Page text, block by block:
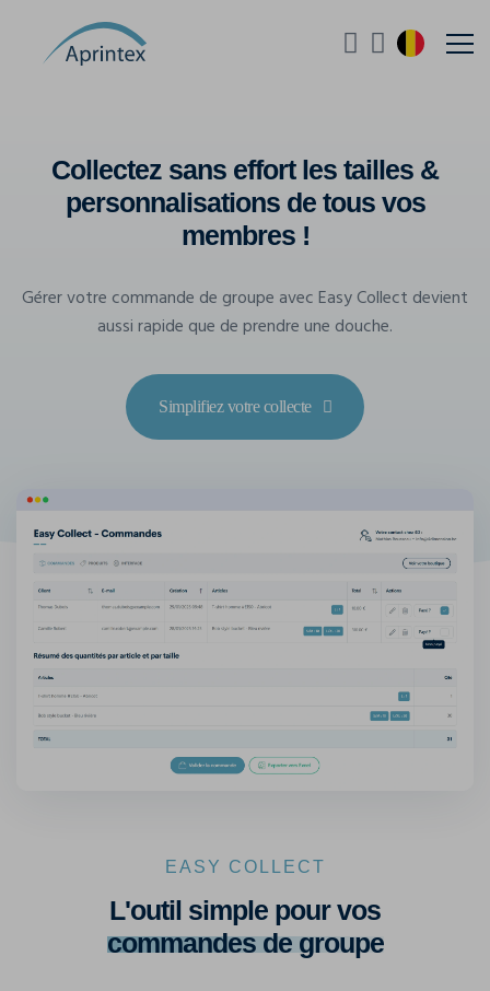
Collectez sans effort les tailles &
personnalisations de tous vos
membres !
Gérer votre commande de groupe avec Easy Collect devient
aussi rapide que de prendre une douche.
Simplifiez votre collecte
EASY COLLECT
L'outil simple pour vos
commandes de groupe